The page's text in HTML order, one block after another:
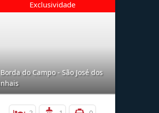
do Campo - São José dos